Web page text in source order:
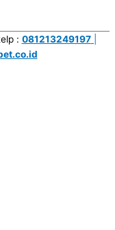
: 081213249197|